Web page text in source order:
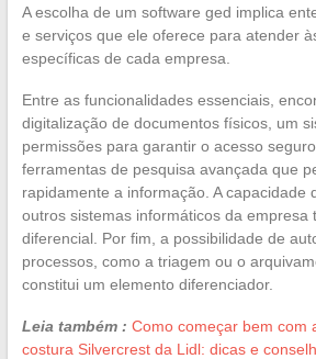
A escolha de um software ged implica
e serviços que ele oferece para atender
específicas de cada empresa.
Entre as funcionalidades essenciais,
digitalização de documentos físicos, um
permissões para garantir o acesso
ferramentas de pesquisa avançada que
rapidamente a informação. A capacidade
outros sistemas informáticos da empresa
diferencial. Por fim, a possibilidade de
processos, como a triagem ou o
constitui um elemento diferenciador.
Leia também : Como começar bem com
costura Silvercrest da Lidl: dicas e